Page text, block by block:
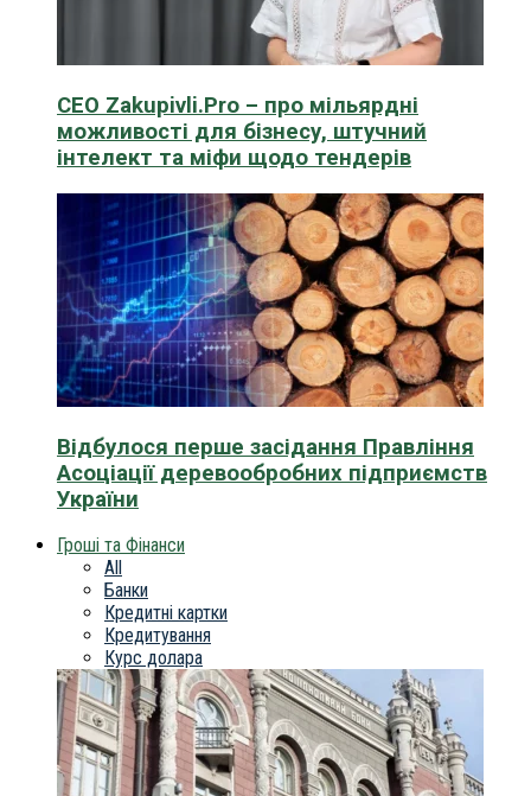
CEO Zakupivli.Pro – про мільярдні
можливості для бізнесу, штучний
інтелект та міфи щодо тендерів
Відбулося перше засідання Правління
Асоціації деревообробних підприємств
України
Гроші та Фінанси
All
Банки
Кредитні картки
Кредитування
Курс долара